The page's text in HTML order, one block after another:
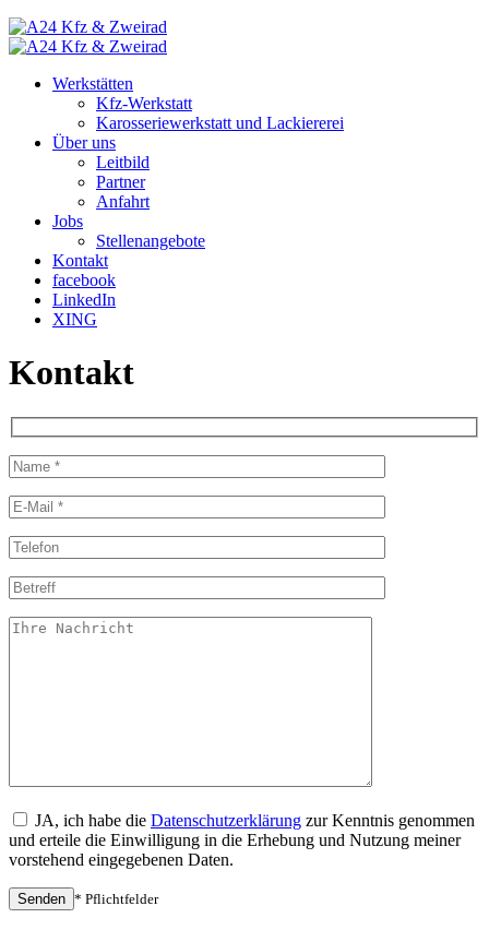
Werkstätten
Kfz-Werkstatt
Karosseriewerkstatt und Lackiererei
Über uns
Leitbild
Partner
Anfahrt
Jobs
Stellenangebote
Kontakt
facebook
LinkedIn
XING
Kontakt
JA, ich habe die Datenschutzerklärung zur Kenntnis genommen
und erteile die Einwilligung in die Erhebung und Nutzung meiner
vorstehend eingegebenen Daten.
* Pflichtfelder